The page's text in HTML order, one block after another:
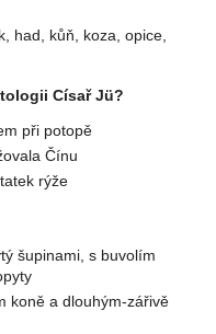
had, kůň, koza, opice,
Císař Jü?
při potopě
Čínu
rýže
šupinami, s buvolím
koně a dlouhým-zářivě